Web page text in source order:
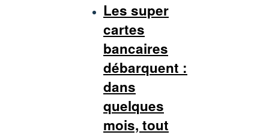
Les super
cartes
bancaires
débarquent :
dans
quelques
mois, tout